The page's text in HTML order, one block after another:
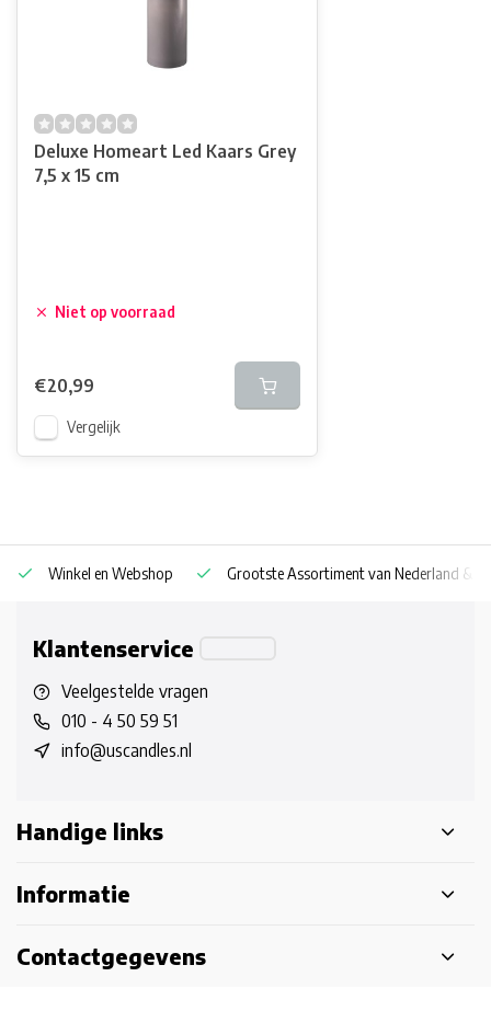
Deluxe Homeart Led Kaars Grey
7,5 x 15 cm
Niet op voorraad
€20,99
Vergelijk
Winkel en Webshop Grootste Assortiment van Nederland &
Klantenservice
Veelgestelde vragen
010 - 4 50 59 51
info@uscandles.nl
Handige links
Informatie
Contactgegevens